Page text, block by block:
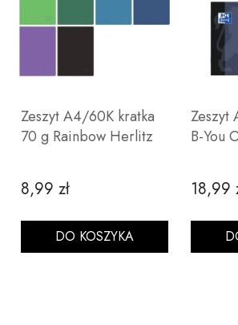
Zeszyt A4/60K kratka
70 g Rainbow Herlitz
Cena
8,99 zł
DO KOSZYKA
Zeszyt
B-You
Cena
18,99